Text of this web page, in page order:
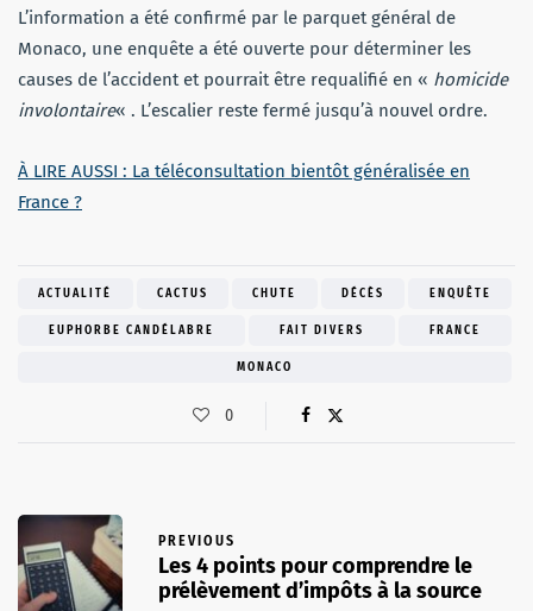
L’information a été confirmé par le parquet général de
Monaco, une enquête a été ouverte pour déterminer les
causes de l’accident et pourrait être requalifié en « homicide
involontaire« . L’escalier reste fermé jusqu’à nouvel ordre.
À LIRE AUSSI : La téléconsultation bientôt généralisée en
France ?
ACTUALITÉ CACTUS CHUTE DÉCÈS ENQUÊTE
EUPHORBE CANDÉLABRE FAIT DIVERS FRANCE
MONACO
0
PREVIOUS
Les 4 points pour comprendre le
prélèvement d’impôts à la source